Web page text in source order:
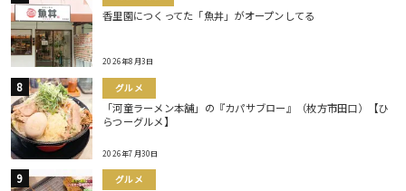
香里園につくってた「魚丼」がオープンしてる
2026年8月3日
グルメ
「河童ラーメン本舗」の『カパサブロー』（枚方市田口）【ひ
らつーグルメ】
2026年7月30日
グルメ